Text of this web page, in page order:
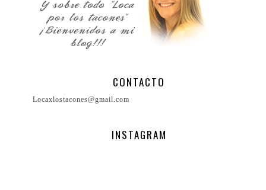
CONTACTO
Locaxlostacones@gmail.com
INSTAGRAM